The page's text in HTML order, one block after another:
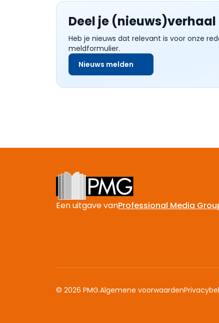
Deel je (nieuws)verhaal
Heb je nieuws dat relevant is voor onze
meldformulier.
Nieuws melden
Een uitgave vanProfessional Media
© 2026 PMG.Algemene voorwaarden